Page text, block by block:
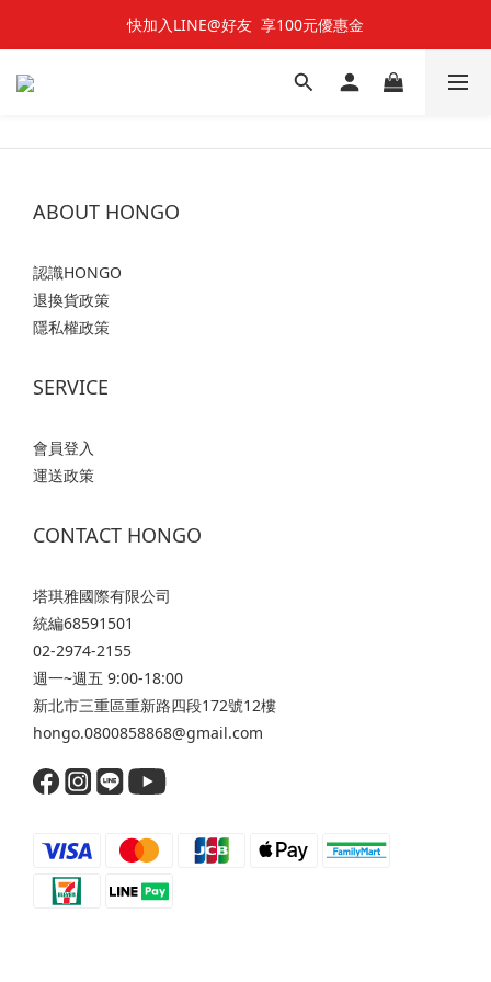
快加入LINE@好友  享100元優惠金
快加入LINE@好友  享100元優惠金
七夕對對碰 🌹 雙雙對對66折
ABOUT HONGO
認識HONGO
退換貨政策
隱私權政策
SERVICE
會員登入
運送政策
CONTACT HONGO
塔琪雅國際有限公司
統編68591501
02-2974-2155
週一~週五 9:00-18:00
新北市三重區重新路四段172號12樓
hongo.0800858868@gmail.com